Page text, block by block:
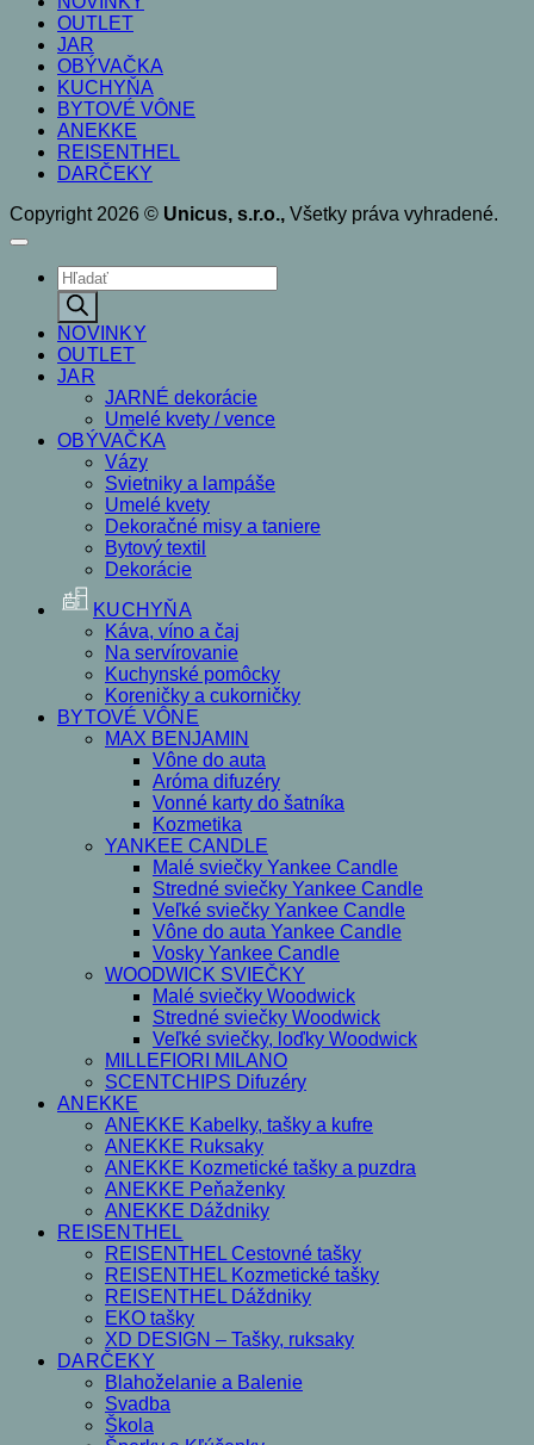
OUTLET
JAR
OBÝVAČKA
KUCHYŇA
BYTOVÉ VÔNE
ANEKKE
REISENTHEL
DARČEKY
Copyright 2026 © Unicus, s.r.o., Všetky práva vyhradené.
Products
search
NOVINKY
OUTLET
JAR
JARNÉ dekorácie
Umelé kvety / vence
OBÝVAČKA
Vázy
Svietniky a lampáše
Umelé kvety
Dekoračné misy a taniere
Bytový textil
Dekorácie
KUCHYŇA
Káva, víno a čaj
Na servírovanie
Kuchynské pomôcky
Koreničky a cukorničky
BYTOVÉ VÔNE
MAX BENJAMIN
Vône do auta
Aróma difuzéry
Vonné karty do šatníka
Kozmetika
YANKEE CANDLE
Malé sviečky Yankee Candle
Stredné sviečky Yankee Candle
Veľké sviečky Yankee Candle
Vône do auta Yankee Candle
Vosky Yankee Candle
WOODWICK SVIEČKY
Malé sviečky Woodwick
Stredné sviečky Woodwick
Veľké sviečky, loďky Woodwick
MILLEFIORI MILANO
SCENTCHIPS Difuzéry
ANEKKE
ANEKKE Kabelky, tašky a kufre
ANEKKE Ruksaky
ANEKKE Kozmetické tašky a puzdra
ANEKKE Peňaženky
ANEKKE Dáždniky
REISENTHEL
REISENTHEL Cestovné tašky
REISENTHEL Kozmetické tašky
REISENTHEL Dáždniky
EKO tašky
XD DESIGN – Tašky, ruksaky
DARČEKY
Blahoželanie a Balenie
Svadba
Škola